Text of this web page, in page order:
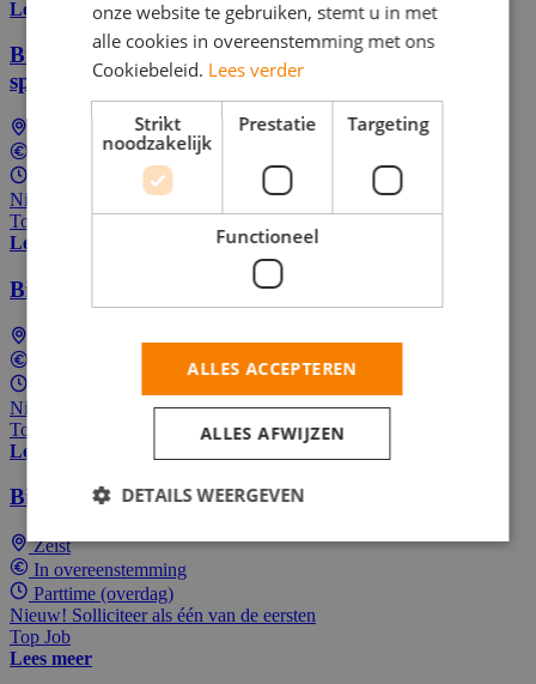
Lees meer
Bijbaan Barista Starbucks Nieuwegein | Dutch
speaking only
In overeenstemming
16 - 38 uur per week
Nieuw! Solliciteer als één van de eersten
Top Job
Lees meer
Bijbaan in de thuiszorg
Nieuw! Solliciteer als één van de eersten
Top Job
Lees meer
Bijbaan in de thuiszorg
Zeist
In overeenstemming
Parttime (overdag)
Nieuw! Solliciteer als één van de eersten
Top Job
Lees meer
onze website te gebruiken, stemt u in met
alle cookies in overeenstemming met ons
Cookiebeleid. Lees verder
Strikt
noodzakelijk
Prestatie Targeting
Functioneel
ALLES ACCEPTEREN
ALLES AFWIJZEN
DETAILS WEERGEVEN